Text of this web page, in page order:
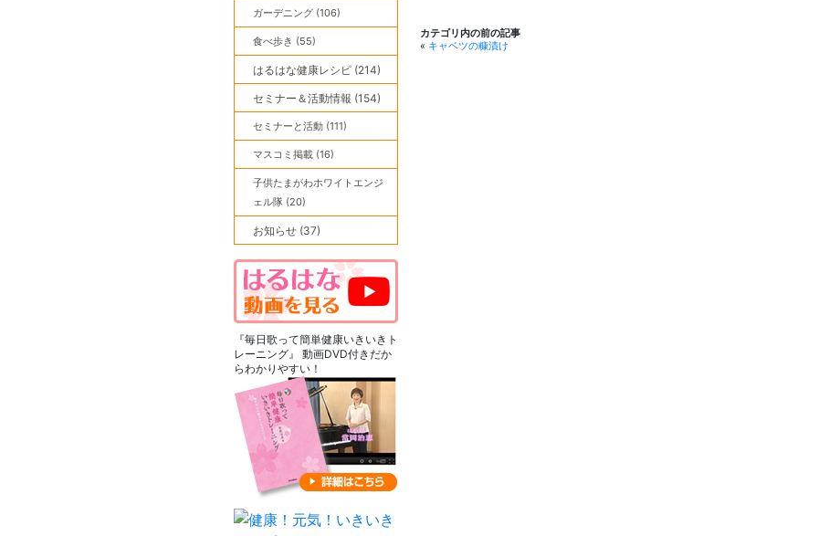
カテゴリ内の前の記事
« キャベツの糠漬け
ガーデニング (106)
食べ歩き (55)
はるはな健康レシピ (214)
セミナー＆活動情報 (154)
セミナーと活動 (111)
マスコミ掲載 (16)
子供たまがわホワイトエンジ
ェル隊 (20)
お知らせ (37)
『毎日歌って簡単健康いきいきト
レーニング』 動画DVD付きだか
らわかりやすい！